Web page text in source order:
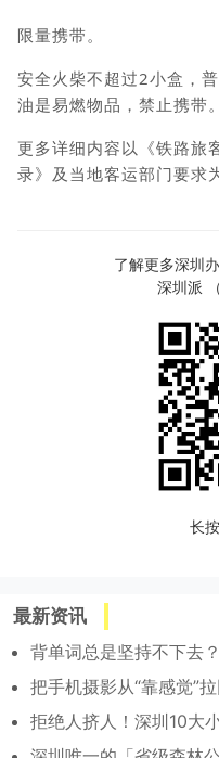
限量携带。
安全火柴不超过2小盒，
油是易燃物品，禁止携带。
更多详细内容以《铁路旅
录》及当地客运部门要求
了解更多深圳
深圳派
长
最新资讯
背单词总是坚持不下去
把手机摄影从“靠感觉”
拒绝人挤人！深圳10大